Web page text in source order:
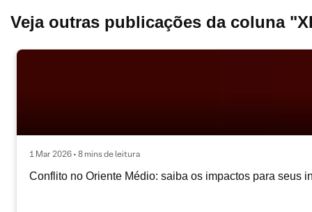
Veja outras publicações da coluna
1 Mar 2026 • 8 mins de leitura
Conflito no Oriente Médio: saiba os impactos para seus